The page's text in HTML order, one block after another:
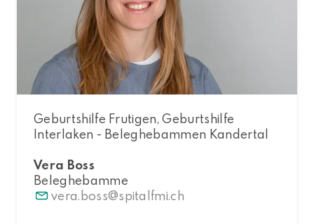
Geburtshilfe Frutigen, Geburtshilfe
Interlaken - Beleghebammen Kandertal
Vera Boss
Beleghebamme
vera.boss
spitalfmi.ch